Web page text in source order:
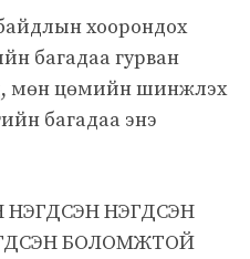
хоорондох
багадаа гурван
мөн цөмийн шинжлэх
багадаа энэ
НЭГДСЭН НЭГДСЭН
БОЛОМЖТОЙ